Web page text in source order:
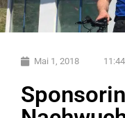
Mai 1, 2018